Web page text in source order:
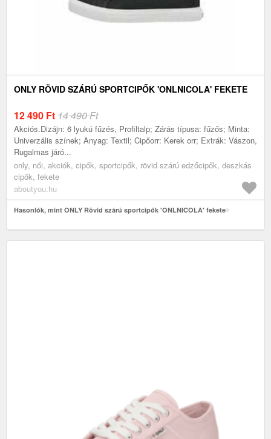
ONLY RÖVID SZÁRÚ SPORTCIPŐK 'ONLNICOLA' FEKETE
12 490 Ft14 490 Ft
Akciós.Dizájn: 6 lyukú fűzés, Profiltalp; Zárás típusa: fűzős; Minta:
Univerzális színek; Anyag: Textil; Cipőorr: Kerek orr; Extrák: Vászon,
Rugalmas járó...
only, női, akciók, cipők, sportcipők, rövid szárú edzőcipők, deszkás
cipők, fekete
aboutyou.hu
Hasonlók, mint ONLY Rövid szárú sportcipők 'ONLNICOLA' fekete